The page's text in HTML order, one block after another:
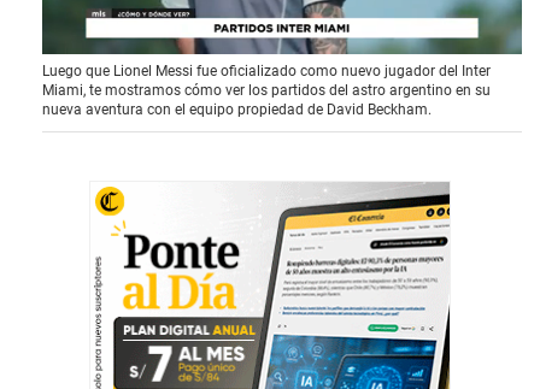
0
o
f
1
m
Luego que Lionel Messi fue oficializado como nuevo jugador del Inter
Miami, te mostramos cómo ver los partidos del astro argentino en su
nueva aventura con el equipo propiedad de David Beckham.